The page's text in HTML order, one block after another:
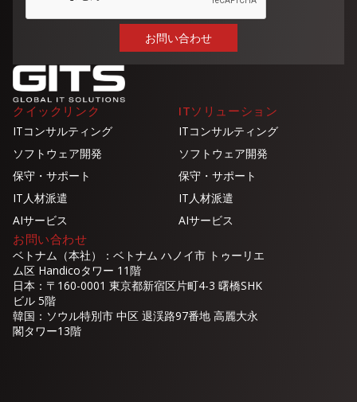
クイックリンク
ITコンサルティング
ソフトウェア開発
保守・サポート
IT人材派遣
AIサービス
ITソリューション
ITコンサルティング
ソフトウェア開発
保守・サポート
IT人材派遣
AIサービス
お問い合わせ
ベトナム（本社）：ベトナム ハノイ市 トゥーリエ
ム区 Handicoタワー 11階
日本：〒160-0001 東京都新宿区片町4-3 曙橋SHK
ビル 5階
韓国：ソウル特別市 中区 退渓路97番地 高麗大永
閣タワー13階